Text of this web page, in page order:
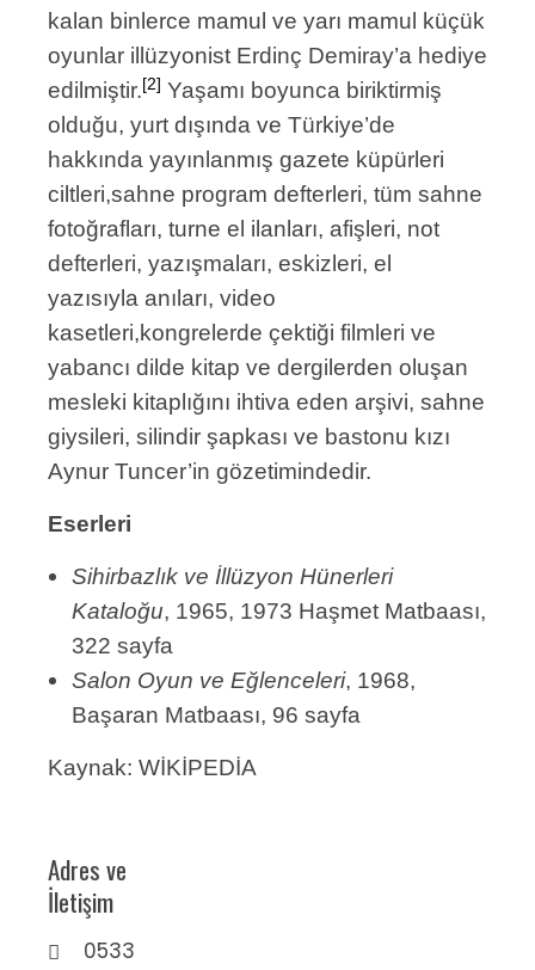
kalan binlerce mamul ve yarı mamul küçük
oyunlar illüzyonist Erdinç Demiray’a hediye
edilmiştir.[2] Yaşamı boyunca biriktirmiş
olduğu, yurt dışında ve Türkiye’de
hakkında yayınlanmış gazete küpürleri
ciltleri,sahne program defterleri, tüm sahne
fotoğrafları, turne el ilanları, afişleri, not
defterleri, yazışmaları, eskizleri, el
yazısıyla anıları, video
kasetleri,kongrelerde çektiği filmleri ve
yabancı dilde kitap ve dergilerden oluşan
mesleki kitaplığını ihtiva eden arşivi, sahne
giysileri, silindir şapkası ve bastonu kızı
Aynur Tuncer’in gözetimindedir.
Eserleri
Sihirbazlık ve İllüzyon Hünerleri
Kataloğu, 1965, 1973 Haşmet Matbaası,
322 sayfa
Salon Oyun ve Eğlenceleri, 1968,
Başaran Matbaası, 96 sayfa
Kaynak: WİKİPEDİA
Adres ve
İletişim
0533